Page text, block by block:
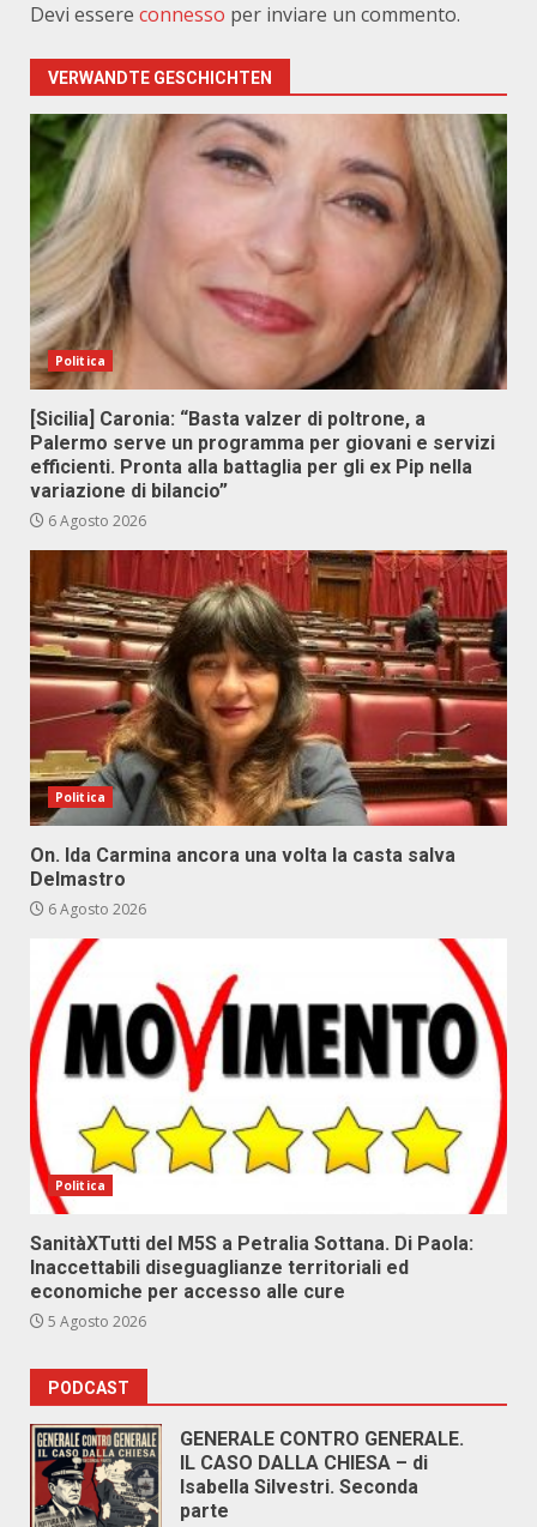
Devi essere connesso per inviare un commento.
VERWANDTE GESCHICHTEN
Politica
[Sicilia] Caronia: “Basta valzer di poltrone, a
Palermo serve un programma per giovani e servizi
efficienti. Pronta alla battaglia per gli ex Pip nella
variazione di bilancio”
6 Agosto 2026
Politica
On. Ida Carmina ancora una volta la casta salva
Delmastro
6 Agosto 2026
Politica
SanitàXTutti del M5S a Petralia Sottana. Di Paola:
Inaccettabili diseguaglianze territoriali ed
economiche per accesso alle cure
5 Agosto 2026
PODCAST
GENERALE CONTRO GENERALE.
IL CASO DALLA CHIESA – di
Isabella Silvestri. Seconda
parte